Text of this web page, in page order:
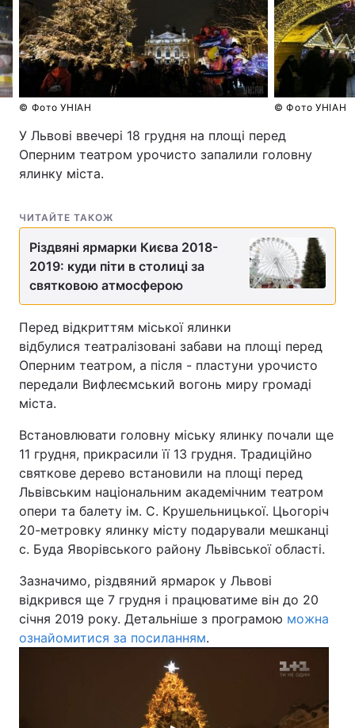
© Фото УНІАН © Фото УНІАН
У Львові ввечері 18 грудня на площі перед
Оперним театром урочисто запалили головну
ялинку міста.
ЧИТАЙТЕ ТАКОЖ
Різдвяні ярмарки Києва 2018-
2019: куди піти в столиці за
святковою атмосферою
Перед відкриттям міської ялинки
відбулися театралізовані забави на площі перед
Оперним театром, а після - пластуни урочисто
передали Вифлеємський вогонь миру громаді
міста.
Встановлювати головну міську ялинку почали ще
11 грудня, прикрасили її 13 грудня. Традиційно
святкове дерево встановили на площі перед
Львівським національним академічним театром
опери та балету ім. С. Крушельницької. Цьогоріч
20-метровку ялинку місту подарували мешканці
с. Буда Яворівського району Львівської області.
Зазначимо, різдвяний ярмарок у Львові
відкрився ще 7 грудня і працюватиме він до 20
січня 2019 року. Детальніше з програмою можна
ознайомитися за посиланням.